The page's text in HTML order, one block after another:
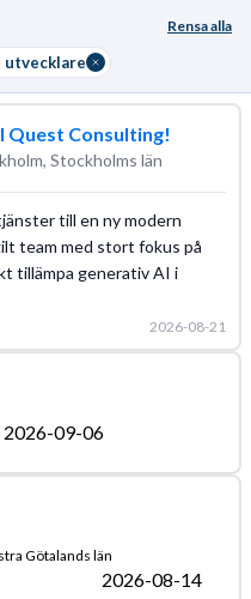
Rensa alla
utvecklare
Consulting!
Stockholms län
till en ny modern
team med stort fokus på
tillämpa generativ AI i
2026-08-21
2026-09-06
Götalands län
2026-08-14